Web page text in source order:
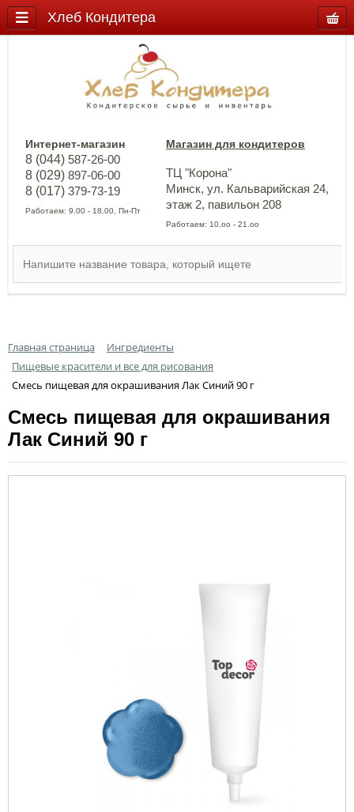
Интернет-магазин
8 (044) 587-26-00
8 (029) 897-06-00
8 (017) 379-73-19
Работаем: 9.00 - 18.00, Пн-Пт
Магазин для кондитеров
ТЦ "Корона"
Минск, ул. Кальварийская 24,
этаж 2, павильон 208
Работаем: 10.оо - 21.оо
Главная страница
Ингредиенты
Пищевые красители и все для рисования
Смесь пищевая для окрашивания Лак Синий 90 г
Смесь пищевая для окрашивания
Лак Синий 90 г
Хлеб Кондитера